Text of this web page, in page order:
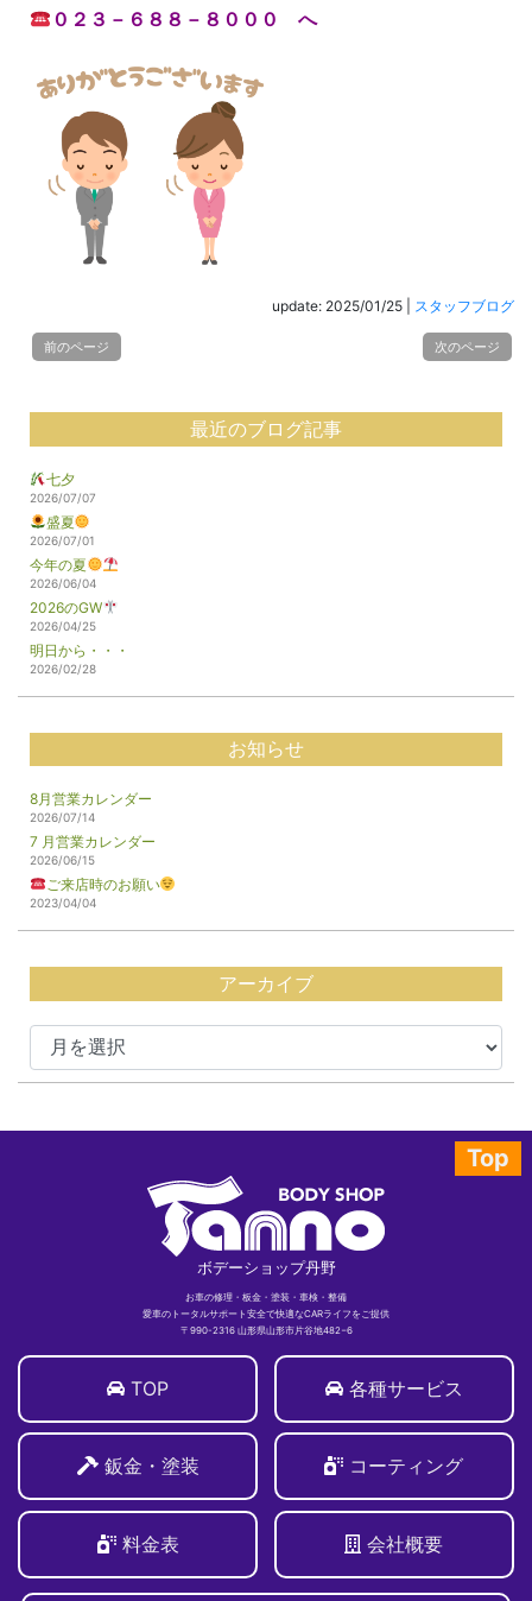
０２３－６８８－８０００ へ
update: 2025/01/25 スタッフブログ
前のページ 次のページ
最近のブログ記事
七夕
2026/07/07
盛夏
2026/07/01
今年の夏
2026/06/04
2026のGW
2026/04/25
明日から・・・
2026/02/28
お知らせ
8月営業カレンダー
2026/07/14
7 月営業カレンダー
2026/06/15
ご来店時のお願い
2023/04/04
アーカイブ
Top
ボデーショップ丹野
お車の修理・板金・塗装・車検・整備
愛車のトータルサポート安全で快適なCARライフをご提供
〒990-2316 山形県山形市片谷地482−6
TOP 各種サービス
鈑金・塗装 コーティング
料金表 会社概要